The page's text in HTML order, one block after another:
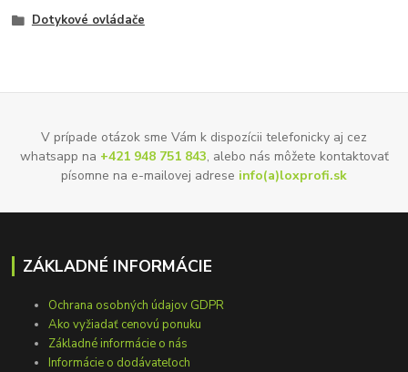
Dotykové ovládače
V prípade otázok sme Vám k dispozícii telefonicky aj cez
whatsapp na +421 948 751 843, alebo nás môžete kontaktovať
písomne na e-mailovej adrese info(a)loxprofi.sk
ZÁKLADNÉ INFORMÁCIE
Ochrana osobných údajov GDPR
Ako vyžiadať cenovú ponuku
Základné informácie o nás
Informácie o dodávateľoch